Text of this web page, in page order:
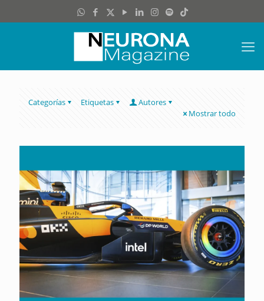
Categorías Etiquetas
Autores
Mostrar todo